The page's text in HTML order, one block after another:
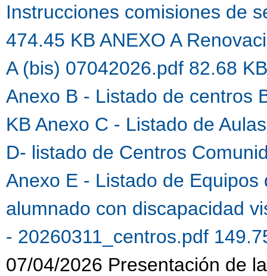
Instrucciones comisiones de
474.45 KB ANEXO A
A (bis) 07042026.pdf 82.68
Anexo B - Listado de centros
KB Anexo C - Listado de
D- listado de Centros
Anexo E - Listado de
alumnado con discapacidad
- 20260311_centros.pdf
07/04/2026 Presentación de